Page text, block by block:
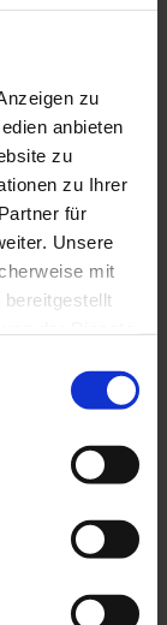
zu
anbieten
zu
zu Ihrer
für
Unsere
mit
"Utility
des
und er ist
Er
zu
C.A 8333 sind
die
600V CAT IV.